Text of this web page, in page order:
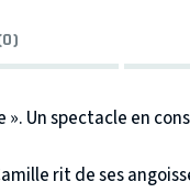
Un spectacle en
rit de ses